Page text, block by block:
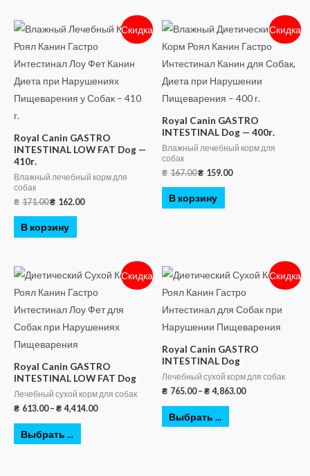
Скидка
Royal Canin GASTRO
INTESTINAL LOW FAT Dog —
410г.
Влажный лечебный корм для
собак
₴ 171.00₴ 162.00
В корзину
Скидка
Royal Canin GASTRO
INTESTINAL Dog — 400г.
Влажный лечебный корм для
собак
₴ 167.00₴ 159.00
В корзину
Скидка
Royal Canin GASTRO
INTESTINAL LOW FAT Dog
Лечебный сухой корм для собак
₴ 613.00– ₴ 4,414.00
Выбрать ...
Скидка
Royal Canin GASTRO
INTESTINAL Dog
Лечебный сухой корм для собак
₴ 765.00– ₴ 4,863.00
Выбрать ...